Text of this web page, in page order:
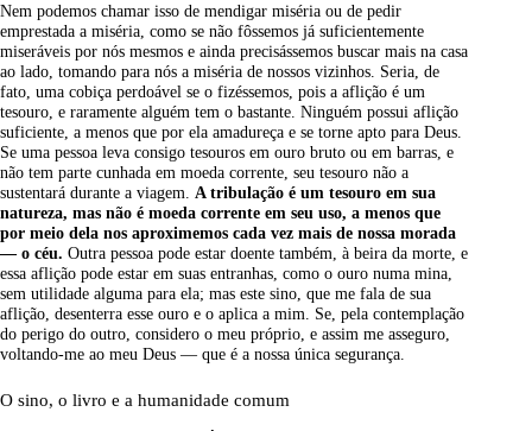
Nem podemos chamar isso de mendigar miséria ou de pedir
emprestada a miséria, como se não fôssemos já suficientemente
miseráveis por nós mesmos e ainda precisássemos buscar mais na casa
ao lado, tomando para nós a miséria de nossos vizinhos. Seria, de
fato, uma cobiça perdoável se o fizéssemos, pois a aflição é um
tesouro, e raramente alguém tem o bastante. Ninguém possui aflição
suficiente, a menos que por ela amadureça e se torne apto para Deus.
Se uma pessoa leva consigo tesouros em ouro bruto ou em barras, e
não tem parte cunhada em moeda corrente, seu tesouro não a
sustentará durante a viagem. A tribulação é um tesouro em sua
natureza, mas não é moeda corrente em seu uso, a menos que
por meio dela nos aproximemos cada vez mais de nossa morada
— o céu. Outra pessoa pode estar doente também, à beira da morte, e
essa aflição pode estar em suas entranhas, como o ouro numa mina,
sem utilidade alguma para ela; mas este sino, que me fala de sua
aflição, desenterra esse ouro e o aplica a mim. Se, pela contemplação
do perigo do outro, considero o meu próprio, e assim me asseguro,
voltando-me ao meu Deus — que é a nossa única segurança.
O sino, o livro e a humanidade comum